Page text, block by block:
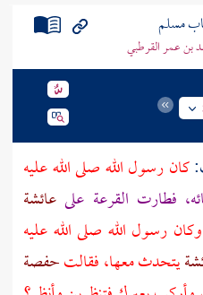
مسلم
بن عمر القرطبي
كان رسول الله صلى الله عليه
فطارت القرعة على عائشة
وكان رسول الله صلى الله عليه
يتحدث معها، فقالتحفصة